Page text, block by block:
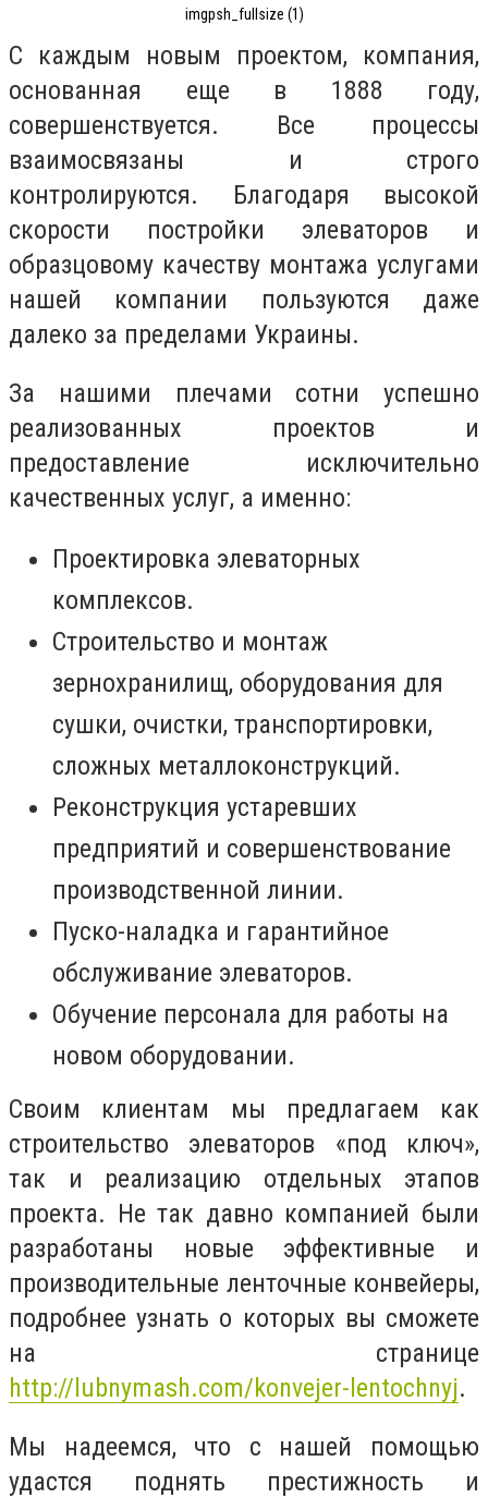
imgpsh_fullsize (1)
С каждым новым проектом, компания,
основанная еще в 1888 году,
совершенствуется. Все процессы
взаимосвязаны и строго
контролируются. Благодаря высокой
скорости постройки элеваторов и
образцовому качеству монтажа услугами
нашей компании пользуются даже
далеко за пределами Украины.
За нашими плечами сотни успешно
реализованных проектов и
предоставление исключительно
качественных услуг, а именно:
Проектировка элеваторных
комплексов.
Строительство и монтаж
зернохранилищ, оборудования для
сушки, очистки, транспортировки,
сложных металлоконструкций.
Реконструкция устаревших
предприятий и совершенствование
производственной линии.
Пуско-наладка и гарантийное
обслуживание элеваторов.
Обучение персонала для работы на
новом оборудовании.
Своим клиентам мы предлагаем как
строительство элеваторов «под ключ»,
так и реализацию отдельных этапов
проекта. Не так давно компанией были
разработаны новые эффективные и
производительные ленточные конвейеры,
подробнее узнать о которых вы сможете
на странице
http://lubnymash.com/konvejer-lentochnyj.
Мы надеемся, что с нашей помощью
удастся поднять престижность и